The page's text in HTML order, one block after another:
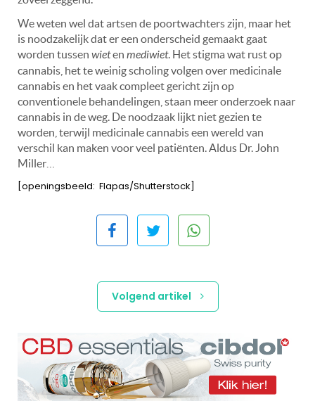
We weten wel dat artsen de poortwachters zijn, maar het
is noodzakelijk dat er een onderscheid gemaakt gaat
worden tussen wieten mediwiet. Het stigma wat rust op
cannabis, het te weinig scholing volgen over medicinale
cannabis en het vaak compleet gericht zijn op
conventionele behandelingen, staan meer onderzoek naar
cannabis in de weg. De noodzaak lijkt niet gezien te
worden, terwijl medicinale cannabis een wereld van
verschil kan maken voor veel patiënten.Aldus Dr. John
Miller…
[openingsbeeld: Flapas/Shutterstock]
Volgend artikel